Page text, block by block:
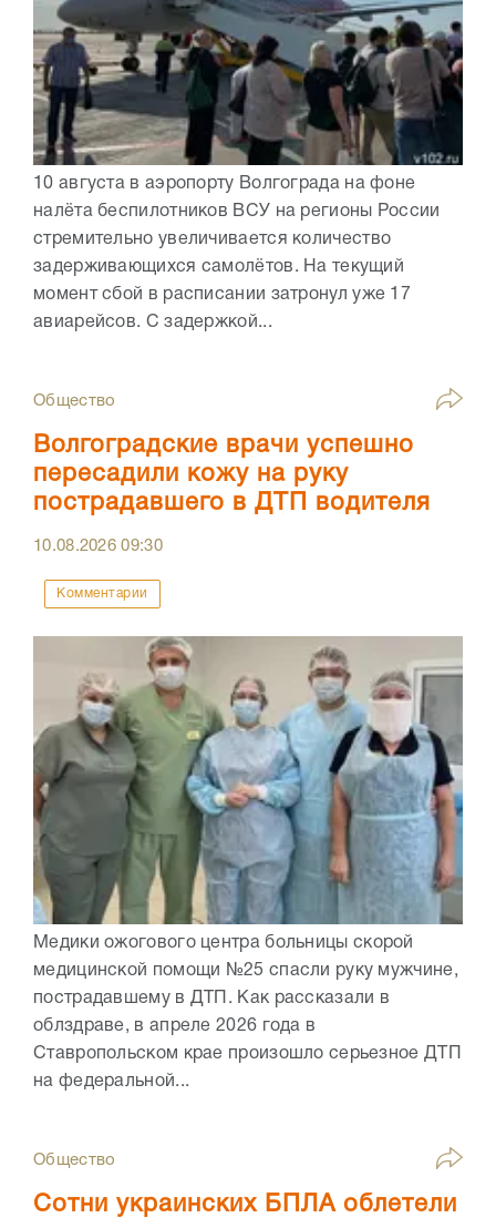
10 августа в аэропорту Волгограда на фоне
налёта беспилотников ВСУ на регионы России
стремительно увеличивается количество
задерживающихся самолётов. На текущий
момент сбой в расписании затронул уже 17
авиарейсов. С задержкой...
Общество
Волгоградские врачи успешно
пересадили кожу на руку
пострадавшего в ДТП водителя
10.08.202609:30
Комментарии
Медики ожогового центра больницы скорой
медицинской помощи №25 спасли руку мужчине,
пострадавшему в ДТП. Как рассказали в
облздраве, в апреле 2026 года в
Ставропольском крае произошло серьезное ДТП
на федеральной...
Общество
Сотни украинских БПЛА облетели